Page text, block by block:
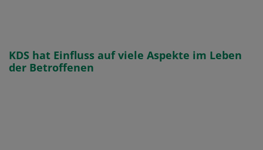
KDS hat Einfluss auf viele Aspekte im Leben
der Betroffenen